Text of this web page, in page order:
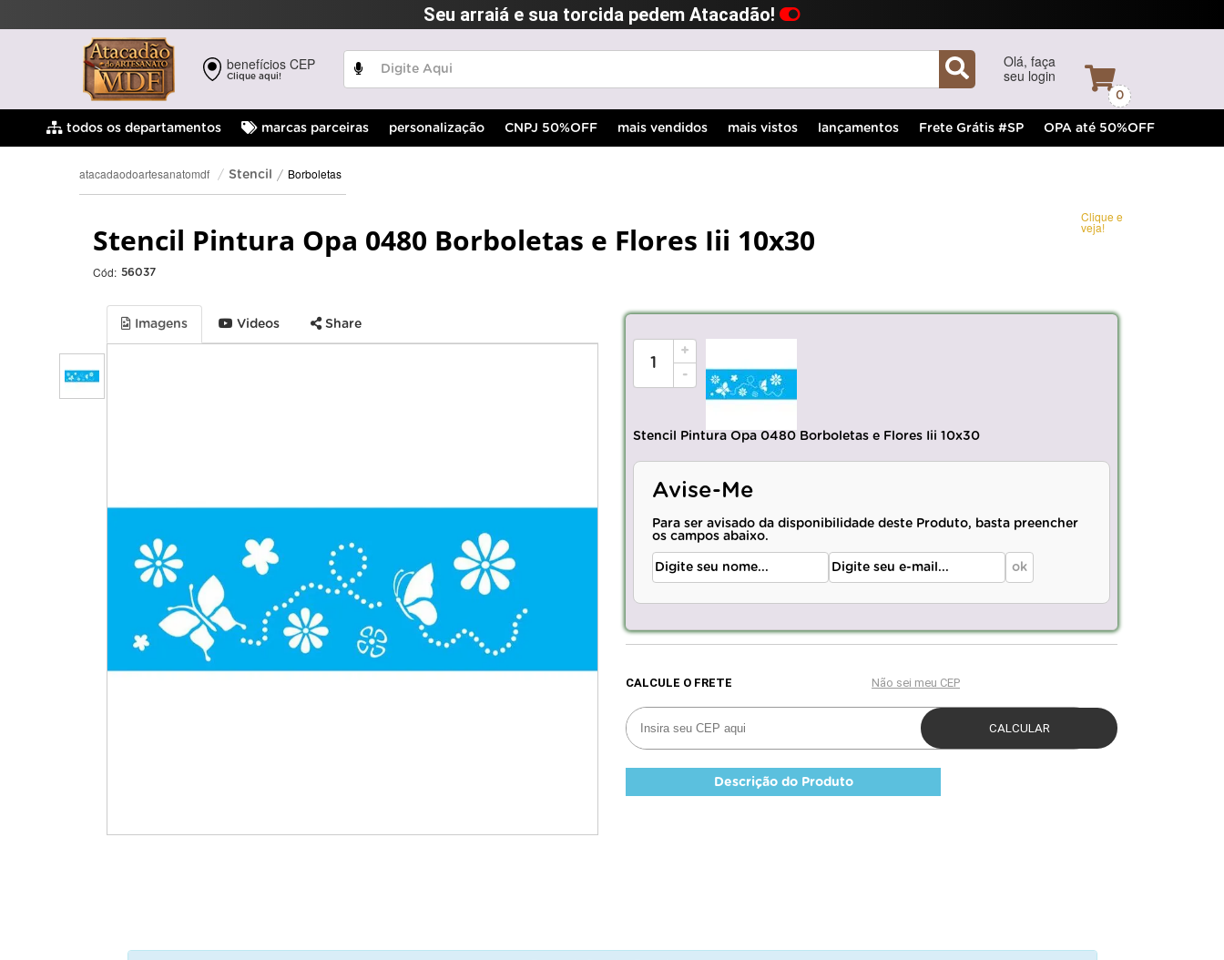
Seu arraiá e sua torcida pedem Atacadão!
benefícios CEP
Clique aqui!
Olá, faça
seu login
0
todos os departamentos marcas parceiras personalização CNPJ 50%OFF mais vendidos mais vistos lançamentos Frete Grátis #SP OPA até 50%OFF
atacadaodoartesanatomdf Stencil Borboletas
Stencil Pintura Opa 0480 Borboletas e Flores Iii 10x30
Cód: 56037
Clique e
veja!
Imagens Videos Share
+
-
Stencil Pintura Opa 0480 Borboletas e Flores Iii 10x30
Avise-Me
Para ser avisado da disponibilidade deste Produto, basta preencher
os campos abaixo.
Descrição do Produto